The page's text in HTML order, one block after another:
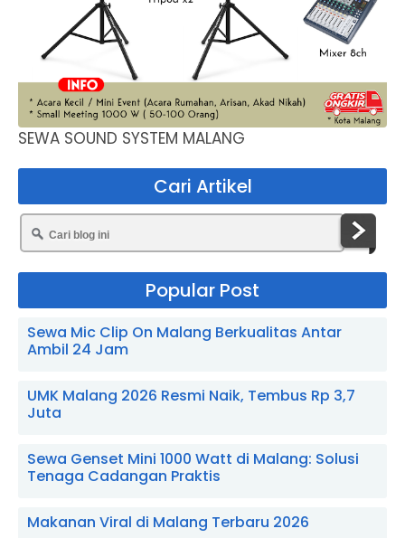
SEWA SOUND SYSTEM MALANG
Cari Artikel
Popular Post
Sewa Mic Clip On Malang Berkualitas Antar
Ambil 24 Jam
UMK Malang 2026 Resmi Naik, Tembus Rp 3,7
Juta
Sewa Genset Mini 1000 Watt di Malang: Solusi
Tenaga Cadangan Praktis
Makanan Viral di Malang Terbaru 2026